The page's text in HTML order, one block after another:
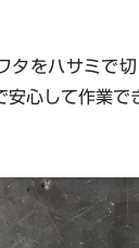
タをハサミで
安心して作業で